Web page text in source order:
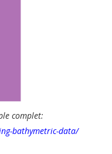
complet:
bathymetric-data/